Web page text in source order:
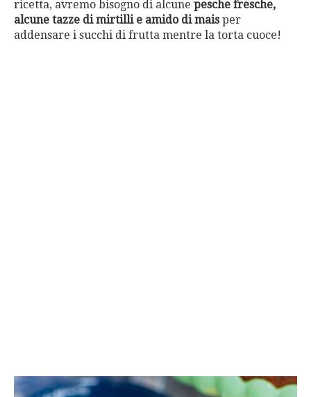
ricetta, avremo bisogno di alcune pesche fresche,
alcune tazze di mirtilli e amido di maisper
addensare i succhi di frutta mentre la torta cuoce!